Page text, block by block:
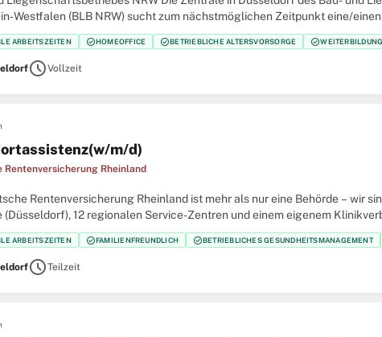
(BLB NRW) sucht zum nächstmöglichen Zeitpunkt eine/
/ Ingenieur (w/m/d) in der Fachaufsicht (FfE) im Bundesbau
ARBEITSZEITEN check_circleHOMEOFFICE check_circleBETRIEBLICHE ALTERSVORSORGE check_circleWEITERBILDUNG
scheduleVollzeit
m/d)
Rentenversicherung Rheinland
Rentenversicherung Rheinland ist mehr als nur eine Behörde – wir
(Düsseldorf), 12 regionalen Service-Zentren und einem eigenem
größten Regionalträger der gesetzlichen
ARBEITSZEITEN check_circleFAMILIENFREUNDLICH check_circleBETRIEBLICHES GESUNDHEITSMANAGEMENT
scheduleTeilzeit